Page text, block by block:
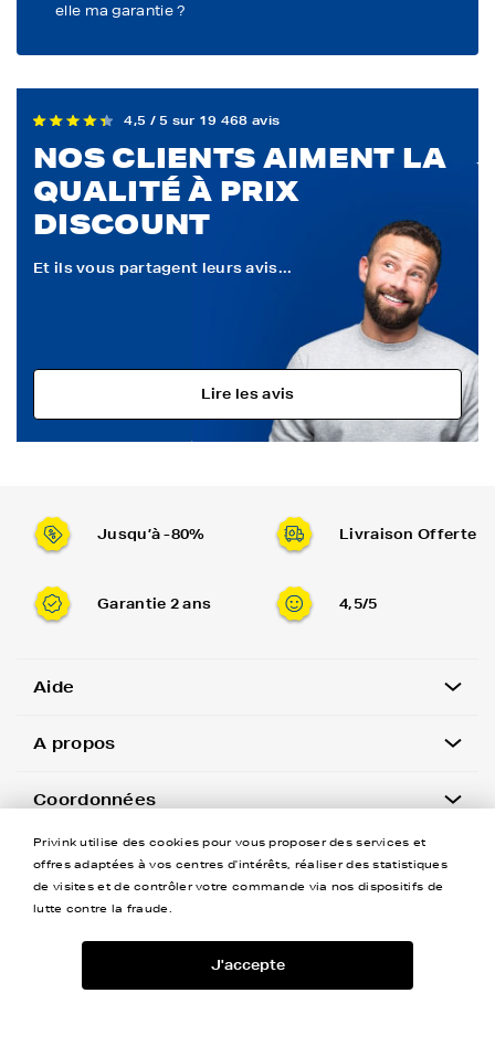
elle ma garantie ?
4,5 / 5 sur 19 468 avis
NOS CLIENTS AIMENT LA
QUALITÉ À PRIX
DISCOUNT
Et ils vous partagent leurs avis...
Lire les avis
Jusqu’à -80% Livraison Offerte
Garantie 2 ans 4,5/5
Aide
A propos
Coordonnées
Newsletter
Privink utilise des cookies pour vous proposer des services et
offres adaptées à vos centres d'intérêts, réaliser des statistiques
de visites et de contrôler votre commande via nos dispositifs de
lutte contre la fraude.
J'accepte